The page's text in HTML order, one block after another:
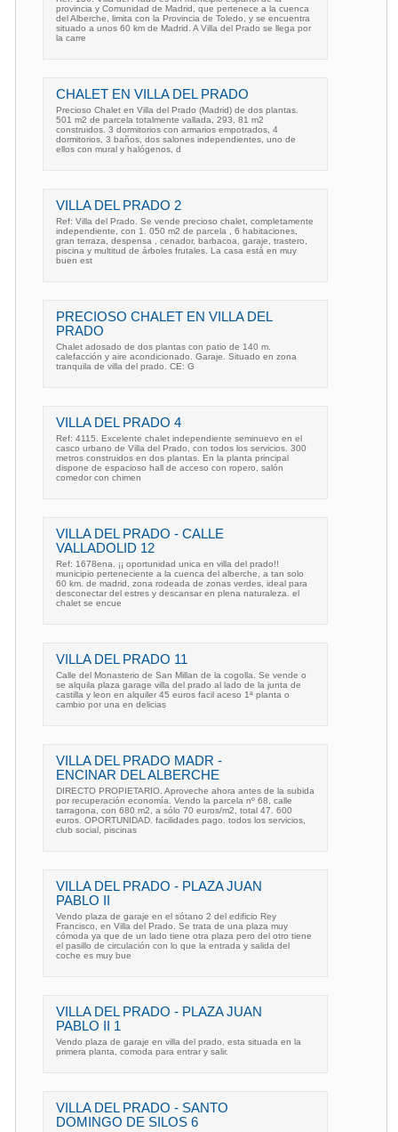
provincia y Comunidad de Madrid, que pertenece a la cuenca
del Alberche, limita con la Provincia de Toledo, y se encuentra
situado a unos 60 km de Madrid. A Villa del Prado se llega por
la carre
CHALET EN VILLA DEL PRADO
Precioso Chalet en Villa del Prado (Madrid) de dos plantas.
501 m2 de parcela totalmente vallada, 293, 81 m2
construidos. 3 dormitorios con armarios empotrados, 4
dormitorios, 3 baños, dos salones independientes, uno de
ellos con mural y halógenos, d
VILLA DEL PRADO 2
Ref: Villa del Prado. Se vende precioso chalet, completamente
independiente, con 1. 050 m2 de parcela , 6 habitaciones,
gran terraza, despensa , cenador, barbacoa, garaje, trastero,
piscina y multitud de árboles frutales. La casa está en muy
buen est
PRECIOSO CHALET EN VILLA DEL
PRADO
Chalet adosado de dos plantas con patio de 140 m.
calefacción y aire acondicionado. Garaje. Situado en zona
tranquila de villa del prado. CE: G
VILLA DEL PRADO 4
Ref: 4115. Excelente chalet independiente seminuevo en el
casco urbano de Villa del Prado, con todos los servicios. 300
metros construidos en dos plantas. En la planta principal
dispone de espacioso hall de acceso con ropero, salón
comedor con chimen
VILLA DEL PRADO - CALLE
VALLADOLID 12
Ref: 1678ena. ¡¡ oportunidad unica en villa del prado!!
municipio perteneciente a la cuenca del alberche, a tan solo
60 km. de madrid, zona rodeada de zonas verdes, ideal para
desconectar del estres y descansar en plena naturaleza. el
chalet se encue
VILLA DEL PRADO 11
Calle del Monasterio de San Millan de la cogolla. Se vende o
se alquila plaza garage villa del prado al lado de la junta de
castilla y leon en alquiler 45 euros facil aceso 1ª planta o
cambio por una en delicias
VILLA DEL PRADO MADR -
ENCINAR DEL ALBERCHE
DIRECTO PROPIETARIO. Aproveche ahora antes de la subida
por recuperación economía. Vendo la parcela nº 68, calle
tarragona, con 680 m2, a sólo 70 euros/m2, total 47. 600
euros. OPORTUNIDAD. facilidades pago. todos los servicios,
club social, piscinas
VILLA DEL PRADO - PLAZA JUAN
PABLO II
Vendo plaza de garaje en el sótano 2 del edificio Rey
Francisco, en Villa del Prado. Se trata de una plaza muy
cómoda ya que de un lado tiene otra plaza pero del otro tiene
el pasillo de circulación con lo que la entrada y salida del
coche es muy bue
VILLA DEL PRADO - PLAZA JUAN
PABLO II 1
Vendo plaza de garaje en villa del prado, esta situada en la
primera planta, comoda para entrar y salir.
VILLA DEL PRADO - SANTO
DOMINGO DE SILOS 6